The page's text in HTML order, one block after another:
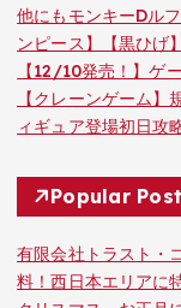
他にもモンキーDル
ンピース】【黒ひげ
【12/10発売！】ゲ
【クレーンゲーム
ィギュア登場初日攻
Popular
有限会社トラスト・
料！西日本エリアに